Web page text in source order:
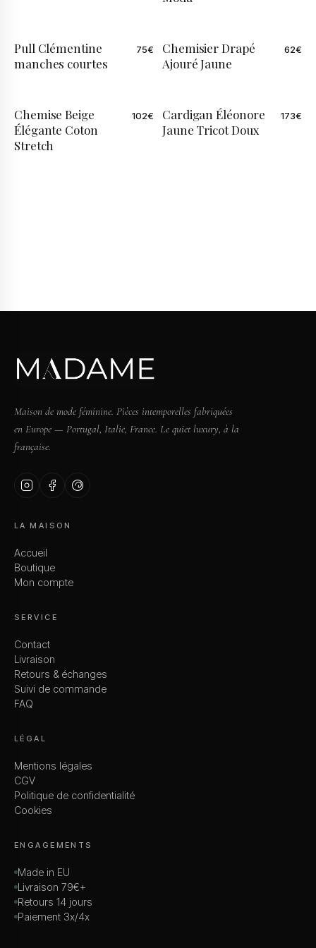
ÉDITION LIMITÉE
Pull Clémentine
manches courtes
75€
Chemisier Drapé
Ajouré Jaune
62€
Chemise Beige
Élégante Coton
Stretch
102€ ÉDITION LIMITÉE
Cardigan Éléonore
Jaune Tricot Doux
173€
Maison de mode féminine. Pièces intemporelles fabriquées
en Europe — Portugal, Italie, France. Le quiet luxury, à la
française.
LA MAISON
Accueil
Boutique
Mon compte
SERVICE
Contact
Livraison
Retours & échanges
Suivi de commande
FAQ
LÉGAL
Mentions légales
CGV
Politique de confidentialité
Cookies
ENGAGEMENTS
Made in EU
Livraison 79€+
Retours 14 jours
Paiement 3x/4x